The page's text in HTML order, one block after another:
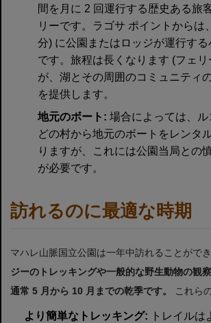
間を月に 2 回運行する歴史ある旅
リーです。ラゴサ ポイントからは
分) に公園またはロッジが運行す
です。旅程は長くなります (フェ
が、湖とその周囲のコミュニティ
を提供します。
地元のボート: 場合によっては、
どの村から地元のボートをレンタ
りますが、これには公園当局との
が必要です。
訪れるのに最適な時期
マハレ山脈国立公園は一年中訪れることがで
ジーのトレッキングや一般的な野生動物の観
通常 5 月から 10 月までの乾季です。
これら
より簡単なトレッキング: トレイルは